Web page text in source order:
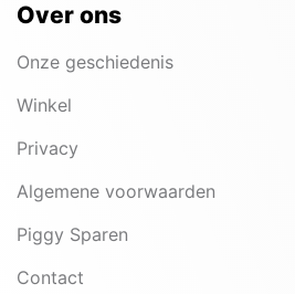
Over ons
Onze geschiedenis
Winkel
Privacy
Algemene voorwaarden
Piggy Sparen
Contact